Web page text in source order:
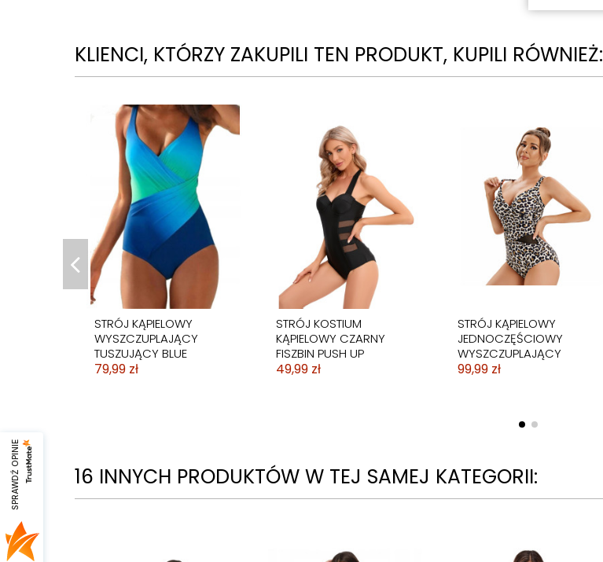
KLIENCI, KTÓRZY ZAKUPILI TEN PRODUKT, KUPILI RÓWNIEŻ:
STRÓJ KĄPIELOWY
WYSZCZUPLAJĄCY
TUSZUJĄCY BLUE
79,99 zł
STRÓJ KOSTIUM
KĄPIELOWY CZARNY
FISZBIN PUSH UP
49,99 zł
STRÓJ KĄPIELOWY
JEDNOCZĘŚCIOWY
WYSZCZUPLAJĄCY
99,99 zł
16 INNYCH PRODUKTÓW W TEJ SAMEJ KATEGORII:
SPRAWDŹ OPINIE